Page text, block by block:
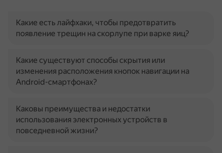
Какие есть лайфхаки, чтобы предотвратить
появление трещин на скорлупе при варке яиц?
Какие существуют способы скрытия или
изменения расположения кнопок навигации на
Android-смартфонах?
Каковы преимущества и недостатки
использования электронных устройств в
повседневной жизни?